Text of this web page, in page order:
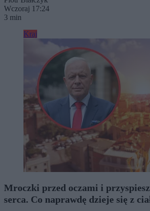
Wczoraj 17:24
3 min
Kraj
Mroczki przed oczami i
serca. Co naprawdę dzieje się z